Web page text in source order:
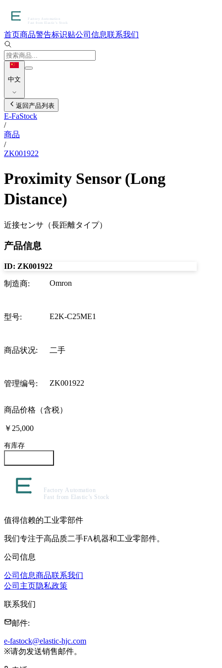
首页商品警告标识贴公司信息联系我们
中文
返回产品列表
E-FaStock
/
商品
/
ZK001922
Proximity Sensor (Long
Distance)
近接センサ（長距離タイプ）
产品信息
ID: ZK001922
制造商: Omron
型号: E2K-C25ME1
商品状况: 二手
管理编号: ZK001922
商品价格（含税）
￥25,000
有库存
值得信赖的工业零部件
我们专注于高品质二手FA机器和工业零部件。
公司信息
公司信息商品联系我们
公司主页隐私政策
联系我们
邮件:
e-fastock@elastic-hjc.com
※请勿发送销售邮件。